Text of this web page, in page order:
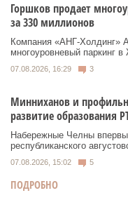
Горшков продает
за 330 миллионов
Компания «АНГ-Холдинг»
многоуровневый паркинг
07.08.2026, 16:29 3
Минниханов и
развитие образования
Набережные Челны
республиканского
07.08.2026, 15:02 5
ПОДРОБНО